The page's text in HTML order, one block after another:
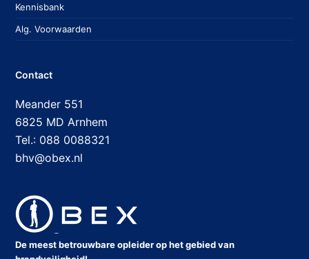
Kennisbank
Alg. Voorwaarden
Contact
Meander 551
6825 MD Arnhem
Tel.: 088 0088321
bhv@obex.nl
De meest betrouwbare opleider op het gebied van